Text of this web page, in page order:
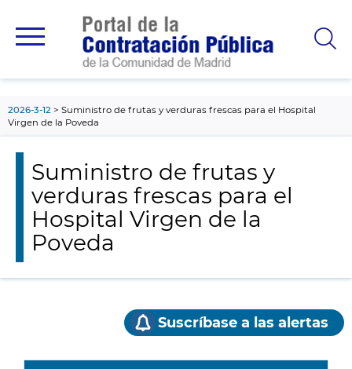
principal
2026-3-12
Suministro de frutas y verduras frescas para el Hospital
Virgen de la Poveda
Suministro de frutas y
verduras frescas para el
Hospital Virgen de la
Poveda
Suscríbase a las alertas